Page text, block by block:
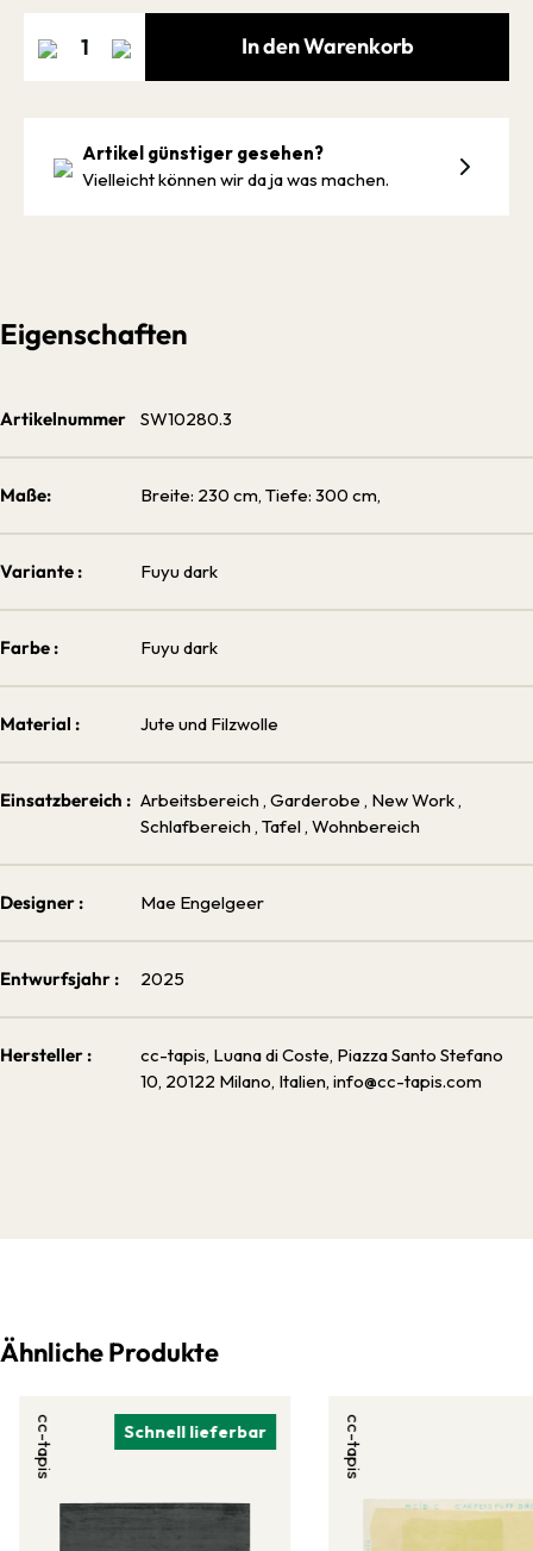
In den Warenkorb
Artikel günstiger gesehen?
Vielleicht können wir da ja was machen.
Eigenschaften
Artikelnummer SW10280.3
Maße: Breite: 230 cm, Tiefe: 300 cm,
Variante : Fuyu dark
Farbe : Fuyu dark
Material : Jute und Filzwolle
Einsatzbereich : Arbeitsbereich , Garderobe , New Work ,
Schlafbereich , Tafel , Wohnbereich
Designer : Mae Engelgeer
Entwurfsjahr : 2025
Hersteller :
cc-tapis, Luana di Coste, Piazza Santo Stefano
10, 20122 Milano, Italien, info@cc-tapis.com
Ähnliche Produkte
Schnell lieferbar
cc-tapis cc-tapis